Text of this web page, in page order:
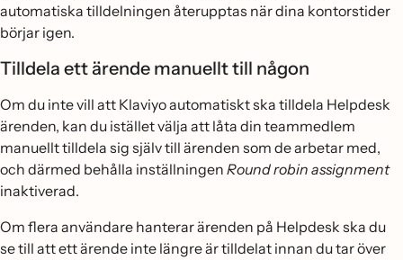
automatiska tilldelningen återupptas när dina kontorstider
börjar igen.
Tilldela ett ärende manuellt till någon
Om du inte vill att Klaviyo automatiskt ska tilldela Helpdesk
ärenden, kan du istället välja att låta din teammedlem
manuellt tilldela sig själv till ärenden som de arbetar med,
och därmed behålla inställningen Round robin assignment
inaktiverad.
Om flera användare hanterar ärenden på Helpdesk ska du
se till att ett ärende inte längre är tilldelat innan du tar över